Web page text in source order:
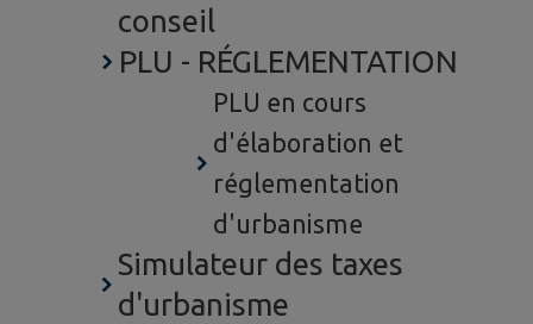
conseil
PLU - RÉGLEMENTATION
PLU en cours
d'élaboration et
réglementation
d'urbanisme
Simulateur des taxes
d'urbanisme